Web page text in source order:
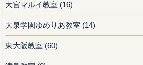
大宮マルイ教室 (16)
大泉学園ゆめりあ教室 (14)
東大阪教室 (60)